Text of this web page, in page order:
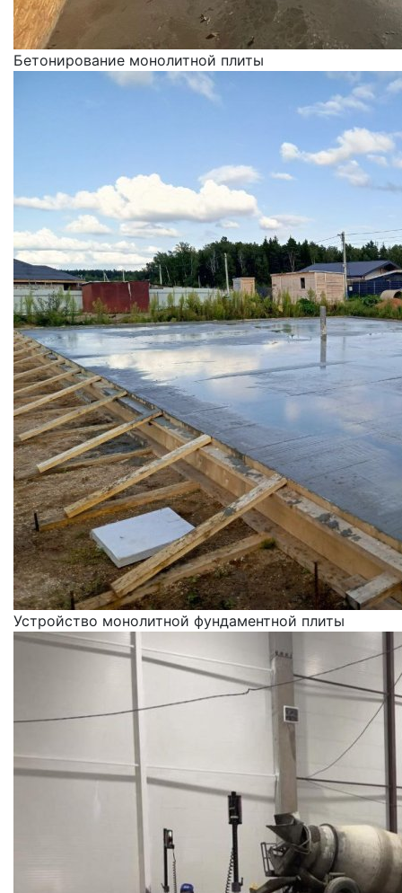
Бетонирование монолитной плиты
Устройство монолитной фундаментной плиты